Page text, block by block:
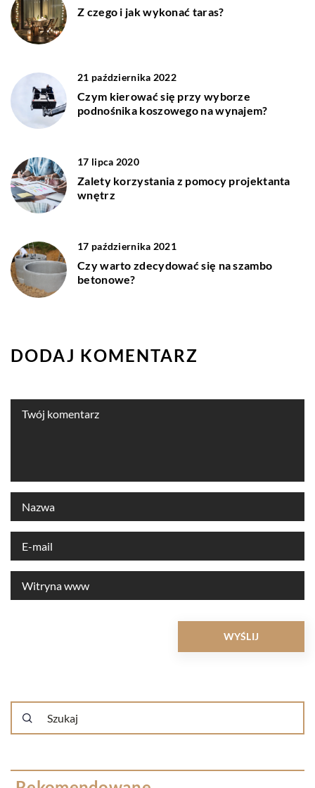
Z czego i jak wykonać taras?
21 października 2022
Czym kierować się przy wyborze
podnośnika koszowego na wynajem?
17 lipca 2020
Zalety korzystania z pomocy projektanta
wnętrz
17 października 2021
Czy warto zdecydować się na szambo
betonowe?
DODAJ KOMENTARZ